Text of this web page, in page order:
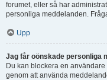
forumet, eller så har
personliga meddelanden.
Upp
Jag får oönskade personliga
Du kan blockera en
genom att använda